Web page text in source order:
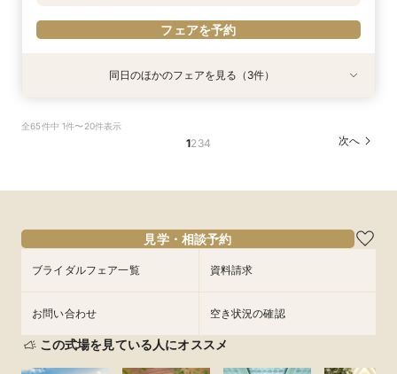
フェアを予約
8/31
場案内＆相談会
フェアを予約
特典あり
8/31
本格和婚体験一日一組の空間で味わう480年の歴
13:00〜 15:00〜
フェアを予約
特典あり
8/31
日1組棟邸宅を貸切にして大切なご家族を丁寧に
もてなす家族婚
13:00〜 15:00〜
フェアを予約
同日のほかのフェアを見る（3件）
全65件中 1件〜20件表示
1234 次へ
見学・相談予約
ブライダルフェア一覧 資料請求
お問い合わせ 空き状況の確認
この式場を見ている人にオススメ